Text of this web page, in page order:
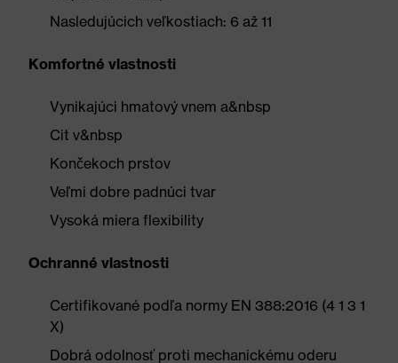
Nasledujúcich veľkostiach: 6 až 11
Komfortné vlastnosti
Vynikajúci hmatový vnem a&nbsp
Cit v&nbsp
Končekoch prstov
Veľmi dobre padnúci tvar
Vysoká miera flexibility
Ochranné vlastnosti
Certifikované podľa normy EN 388:2016 (4 1 3 1
X)
Dobrá odolnosť proti mechanickému oderu